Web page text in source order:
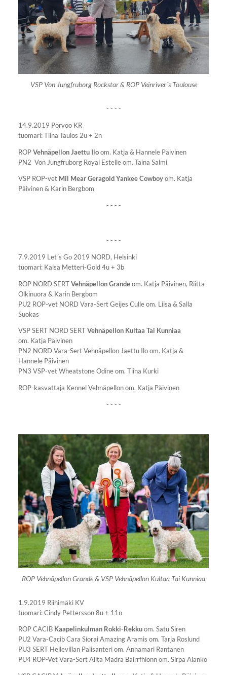
VSP Von Jungfruborg Rockstar & ROP Veinriver´s Toulouse
- - - -
14.9.2019 Porvoo KR
tuomari: Tiina Taulos 2u + 2n
ROPVehnäpellon Jaettu Iloom. Katja & Hannele Päivinen
PN2 Von Jungfruborg Royal Estelle om. Taina Salmi
VSP ROP-vet Mil Mear Geragold Yankee Cowboyom. Katja
Päivinen & Karin Bergbom
- - - -
- - - -
7.9.2019 Let´s Go 2019 NORD, Helsinki
tuomari: Kaisa Metteri-Gold 4u + 3b
ROP NORD SERTVehnäpellon Grandeom. Katja Päivinen, Riitta
Olkinuora & Karin Bergbom
PU2 ROP-vet NORD Vara-Sert Geijes Culle om. Liisa & Salla
Suokas
VSP SERT NORD SERTVehnäpellon Kultaa Tai Kunniaa
om. Katja Päivinen
PN2 NORD Vara-Sert Vehnäpellon Jaettu Ilo om. Katja &
Hannele Päivinen
PN3 VSP-vet Wheatstone Odine om. Tiina Kurki
ROP-kasvattaja Kennel Vehnäpellon om. Katja Päivinen
- - - -
ROP Vehnäpellon Grande & VSP Vehnäpellon Kultaa Tai Kunniaa
1.9.2019 Riihimäki KV
tuomari: Cindy Pettersson 8u + 11n
ROP CACIB Kaapelinkulman Rokki-Rekkuom. Satu Siren
PU2 Vara-Cacib Cara Síorai Amazing Aramis om. Tarja Roslund
PU3 SERT Hellevillan Palisanteri om. Annamari Rantanen
PU4 ROP-Vet Vara-Sert Allta Madra Bairrfhionn om. Sirpa Alanko